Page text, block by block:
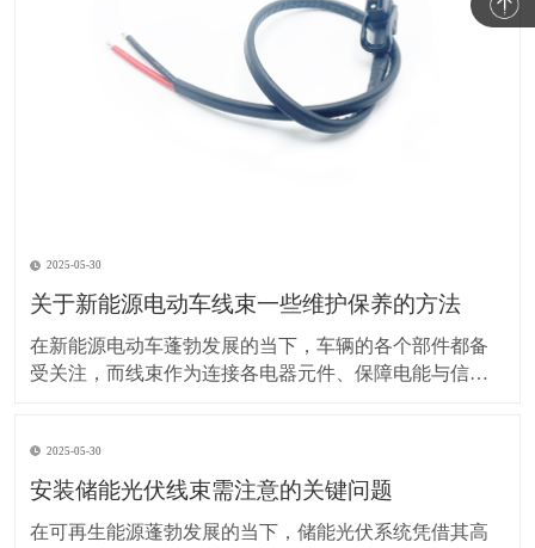
2025-05-30
关于新能源电动车线束一些维护保养的方法
在新能源电动车蓬勃发展的当下，车辆的各个部件都备
受关注，而线束作为连接各电器元件、保障电能与信号
让车辆运行更稳定、安全，还能延长其使用寿命。 日常
驾驶习惯对线束的影响不容小觑。平稳驾驶是维护线束
2025-05-30
安装储能光伏线束需注意的关键问题
在可再生能源蓬勃发展的当下，储能光伏系统凭借其高